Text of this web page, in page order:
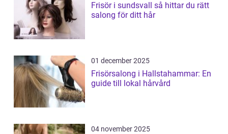
Frisör i sundsvall så hittar du rätt
salong för ditt hår
01 december 2025
Frisörsalong i Hallstahammar: En
guide till lokal hårvård
04 november 2025